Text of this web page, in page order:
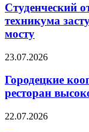
Студенческий
техникума
мосту
23.07.2026
Городецкие
ресторан
22.07.2026